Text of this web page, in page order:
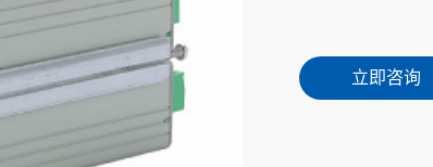
立即咨询